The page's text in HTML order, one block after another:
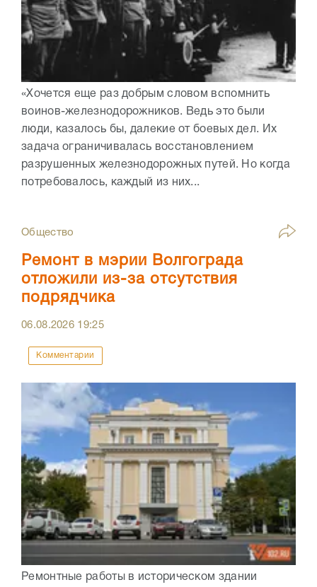
«Хочется еще раз добрым словом вспомнить
воинов-железнодорожников. Ведь это были
люди, казалось бы, далекие от боевых дел. Их
задача ограничивалась восстановлением
разрушенных железнодорожных путей. Но когда
потребовалось, каждый из них...
Общество
Ремонт в мэрии Волгограда
отложили из-за отсутствия
подрядчика
06.08.2026 19:25
Комментарии
Ремонтные работы в историческом здании